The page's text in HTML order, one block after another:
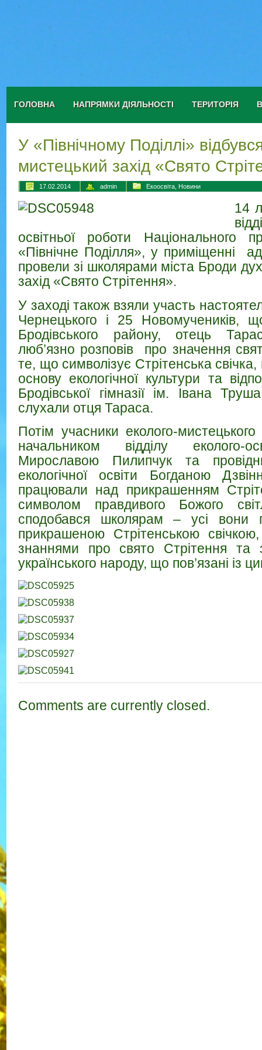
ГОЛОВНА НАПРЯМКИ ДІЯЛЬНОСТІ ТЕРИТОРІЯ
У «Північному Поділлі»
мистецький захід «Свято
17.02.2014 admin Екоосвіта Новини
14
освітньої роботи Національного
«Північне Поділля», у приміщенні
провели зі школярами міста Броди
захід «Свято Стрітення».
У заході також взяли участь
Чернецького і 25 Новомучеників,
Бродівського району, отець
люб’язно розповів про значення
те, що символізує Стрітенська свічка,
основу екологічної культури та
Бродівської гімназії ім. Івана
слухали отця Тараса.
Потім учасники еколого-
начальником відділу еколого-
Мирославою Пилипчук та
екологічної освіти Богданою
працювали над прикрашенням
символом правдивого Божого
сподобався школярам – усі вони
прикрашеною Стрітенською
знаннями про свято Стрітення та
українського народу, що пов’язані із
Comments are currently closed.